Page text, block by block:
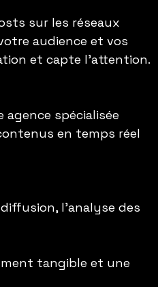
sur les réseaux
audience et vos
et capte l’attention.
spécialisée
en temps réel
l’analyse des
tangible et une